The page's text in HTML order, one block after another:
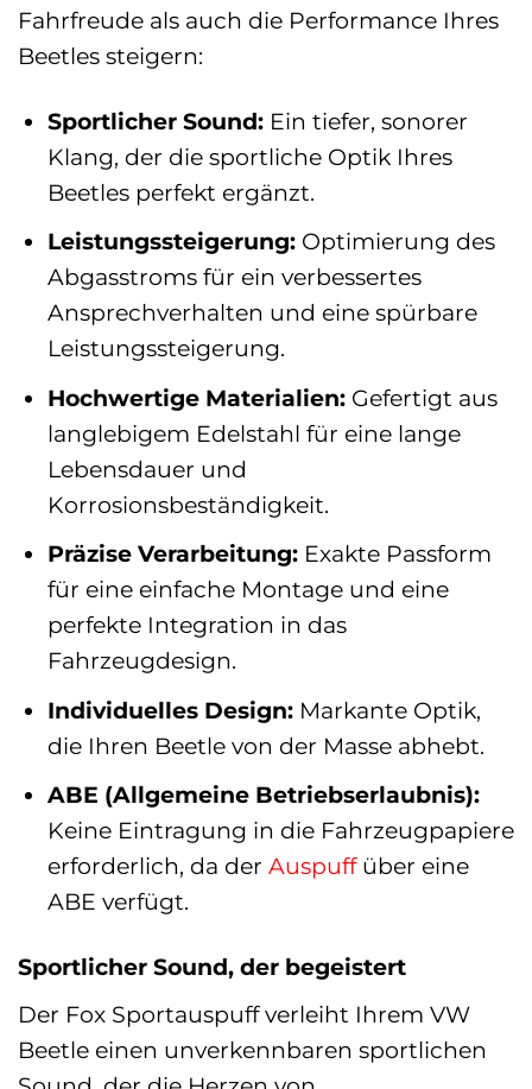
Fahrfreude als auch die Performance Ihres
Beetles steigern:
Sportlicher Sound:Ein tiefer, sonorer
Klang, der die sportliche Optik Ihres
Beetles perfekt ergänzt.
Leistungssteigerung:Optimierung des
Abgasstroms für ein verbessertes
Ansprechverhalten und eine spürbare
Leistungssteigerung.
Hochwertige Materialien:Gefertigt aus
langlebigem Edelstahl für eine lange
Lebensdauer und
Korrosionsbeständigkeit.
Präzise Verarbeitung:Exakte Passform
für eine einfache Montage und eine
perfekte Integration in das
Fahrzeugdesign.
Individuelles Design:Markante Optik,
die Ihren Beetle von der Masse abhebt.
ABE (Allgemeine Betriebserlaubnis):
Keine Eintragung in die Fahrzeugpapiere
erforderlich, da der Auspuffüber eine
ABE verfügt.
Sportlicher Sound, der begeistert
Der Fox Sportauspuff verleiht Ihrem VW
Beetle einen unverkennbaren sportlichen